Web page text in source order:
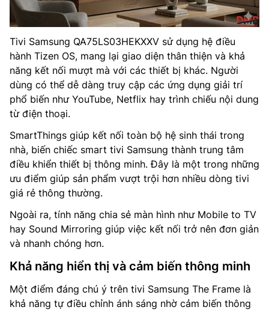
Tivi Samsung QA75LS03HEKXXV sử dụng hệ điều
hành Tizen OS, mang lại giao diện thân thiện và khả
năng kết nối mượt mà với các thiết bị khác. Người
dùng có thể dễ dàng truy cập các ứng dụng giải trí
phổ biến như YouTube, Netflix hay trình chiếu nội dung
từ điện thoại.
SmartThings giúp kết nối toàn bộ hệ sinh thái trong
nhà, biến chiếc smart tivi Samsung thành trung tâm
điều khiển thiết bị thông minh. Đây là một trong những
ưu điểm giúp sản phẩm vượt trội hơn nhiều dòng tivi
giá rẻ thông thường.
Ngoài ra, tính năng chia sẻ màn hình như Mobile to TV
hay Sound Mirroring giúp việc kết nối trở nên đơn giản
và nhanh chóng hơn.
Khả năng hiển thị và cảm biến thông minh
Một điểm đáng chú ý trên tivi Samsung The Frame là
khả năng tự điều chỉnh ánh sáng nhờ cảm biến thông